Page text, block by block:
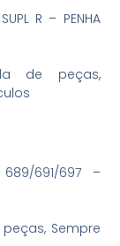
R – PENHA
de peças,
689/691/697 –
Sempre